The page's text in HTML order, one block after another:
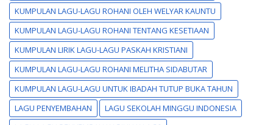
KUMPULAN LAGU-LAGU ROHANI OLEH WELYAR KAUNTU
KUMPULAN LAGU-LAGU ROHANI TENTANG KESETIAAN
KUMPULAN LIRIK LAGU-LAGU PASKAH KRISTIANI
KUMPULAN LAGU-LAGU ROHANI MELITHA SIDABUTAR
KUMPULAN LAGU-LAGU UNTUK IBADAH TUTUP BUKA TAHUN
LAGU PENYEMBAHAN
LAGU SEKOLAH MINGGU INDONESIA